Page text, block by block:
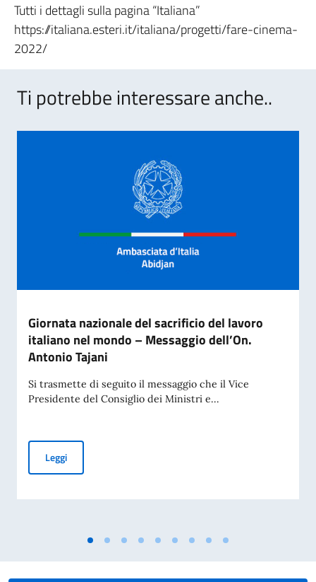
Tutti i dettagli sulla pagina “Italiana”
https://italiana.esteri.it/italiana/progetti/fare-cinema-
2022/
Ti potrebbe interessare anche..
Giornata nazionale del sacrificio del lavoro
italiano nel mondo – Messaggio dell’On.
Antonio Tajani
Si trasmette di seguito il messaggio che il Vice
Presidente del Consiglio dei Ministri e...
LeggiGiornata nazionale del sacrificio del lavoro italiano nel